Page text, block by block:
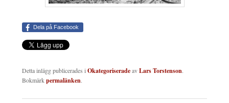
Dela på Facebook
Detta inlägg publicerades i OkategoriseradeavLars Torstenson.
Bokmärkpermalänken.